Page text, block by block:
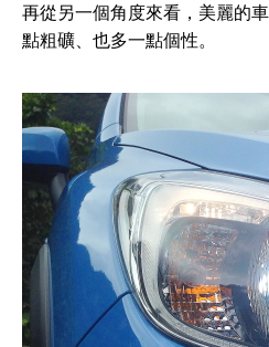
再從另一個角度來看，美麗的
點粗礦、也多一點個性。